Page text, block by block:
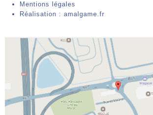
Mentions légales
Réalisation : amalgame.fr